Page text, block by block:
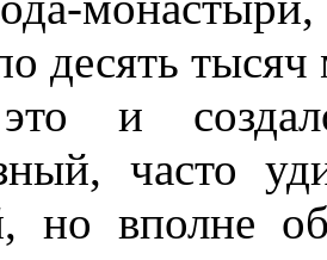
десять тысяч
и
часто
но вполне